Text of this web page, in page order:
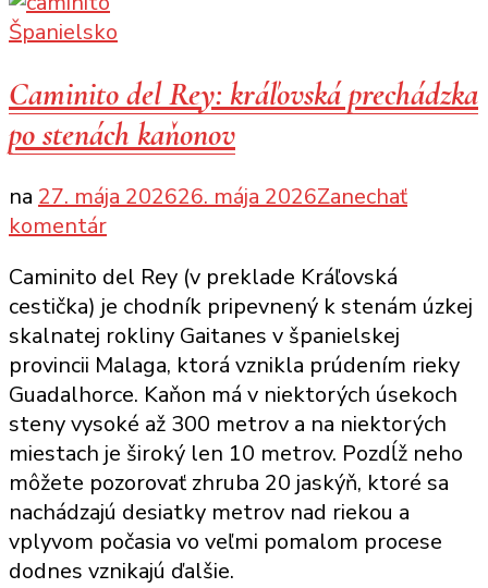
Španielsko
Caminito del Rey: kráľovská prechádzka
po stenách kaňonov
na 27. mája 202626. mája 2026Zanechať
komentárk
Caminito
del
Rey:
kráľovská
prechádzka
po
stenách
kaňonov
Caminito del Rey (v preklade Kráľovská
cestička) je chodník pripevnený k stenám úzkej
skalnatej rokliny Gaitanes v španielskej
provincii Malaga, ktorá vznikla prúdením rieky
Guadalhorce. Kaňon má v niektorých úsekoch
steny vysoké až 300 metrov a na niektorých
miestach je široký len 10 metrov. Pozdĺž neho
môžete pozorovať zhruba 20 jaskýň, ktoré sa
nachádzajú desiatky metrov nad riekou a
vplyvom počasia vo veľmi pomalom procese
dodnes vznikajú ďalšie.